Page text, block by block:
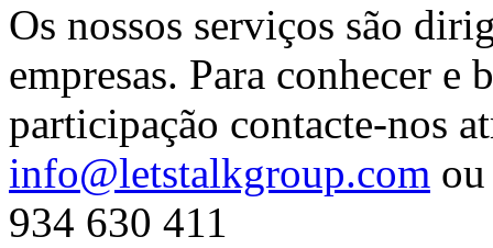
Os nossos serviços são
empresas. Para conhecer e
participação contacte-nos
info@letstalkgroup.com
934 630 411